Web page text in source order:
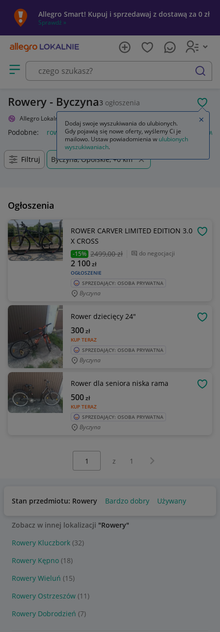
Allegro Smart! Kupuj i sprzedawaj z dostawą za 0 zł
Sprawdź »
Otwórz menu z kategoriami
szukaj
Rowery - Byczyna3 ogłoszenia
Allegro Lokalnie Rowery
Podobne: rowery elektryczne miejskie stojak na rower
Filtruj Byczyna, Opolskie, +0 km
Ogłoszenia
ROWER CARVER LIMITED EDITION 3.0
X CROSS
-15% 2499,00 zł do negocjacji
OGŁOSZENIE
2 100zł
SPRZEDAJĄCY: OSOBA PRYWATNA
Byczyna
Rower dziecięcy 24"
KUP TERAZ
300zł
SPRZEDAJĄCY: OSOBA PRYWATNA
Byczyna
Rower dla seniora niska rama
KUP TERAZ
500zł
SPRZEDAJĄCY: OSOBA PRYWATNA
Byczyna
z 1 Następna strona
Stan przedmiotu: Rowery Bardzo dobry Używany
Zobacz w innej lokalizacji "Rowery"
Rowery Kluczbork (32)
Rowery Kępno (18)
Rowery Wieluń (15)
Rowery Ostrzeszów (11)
Rowery Dobrodzień (7)
Dodaj swoje wyszukiwania do ulubionych.
Gdy pojawią się nowe oferty, wyślemy Ci je
mailowo. Ustaw powiadomienia w ulubionych
wyszukiwaniach.